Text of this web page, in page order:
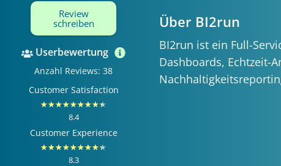
Review
schreiben
Userbewertung
Anzahl Reviews: 38
Customer Satisfaction
★★★★★★★★★
8.4
Customer Experience
★★★★★★★★★
8.3
Über BI2run
BI2run ist ein Full-
Dashboards, Echtzeit-